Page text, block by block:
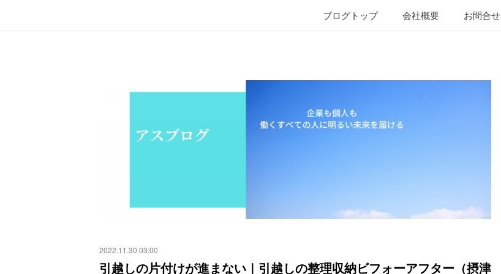
ブログトップ 会社概要 お問合せ
2022.11.30 03:00
引越しの片付けが進まない｜引越しの整理収納ビフォーアフター（摂津